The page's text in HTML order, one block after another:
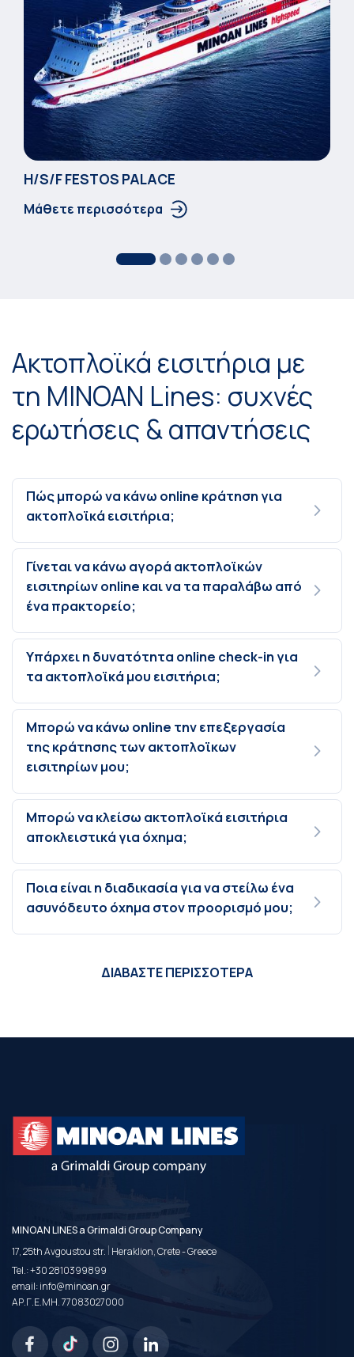
Η/S/F FESTOS PALACΕ
Μάθετε περισσότερα
Ακτοπλοϊκά εισιτήρια με
τη MINOAN Lines: συχνές
ερωτήσεις & απαντήσεις
Πώς μπορώ να κάνω online κράτηση για
ακτοπλοϊκά εισιτήρια;
Γίνεται να κάνω αγορά ακτοπλοϊκών
εισιτηρίων online και να τα παραλάβω από
ένα πρακτορείο;
Υπάρχει η δυνατότητα online check-in για
τα ακτοπλοϊκά μου εισιτήρια;
Μπορώ να κάνω online την επεξεργασία
της κράτησης των ακτοπλοϊκων
εισιτηρίων μου;
Μπορώ να κλείσω ακτοπλοϊκά εισιτήρια
αποκλειστικά για όχημα;
Ποια είναι η διαδικασία για να στείλω ένα
ασυνόδευτο όχημα στον προορισμό μου;
ΔΙΑΒΑΣΤΕ ΠΕΡΙΣΣΟΤΕΡΑ
MINOAN LINES a Grimaldi Group Company
17, 25th Avgoustou str. | Heraklion, Crete - Greece
Tel.:+30 2810399899
email:info@minoan.gr
ΑΡ.Γ.Ε.ΜΗ. 77083027000